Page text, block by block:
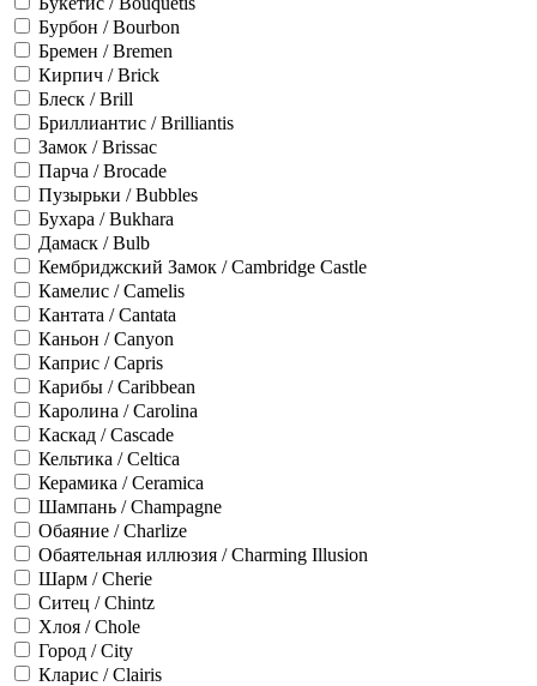
Бурбон / Bourbon
Бремен / Bremen
Кирпич / Brick
Блеск / Brill
Бриллиантис / Brilliantis
Замок / Brissac
Парча / Brocade
Пузырьки / Bubbles
Бухара / Bukhara
Дамаск / Bulb
Кембриджский Замок / Cambridge Castle
Камелис / Camelis
Кантата / Cantata
Каньон / Canyon
Каприс / Capris
Карибы / Caribbean
Каролина / Carolina
Каскад / Cascade
Кельтика / Celtica
Керамика / Ceramica
Шампань / Champagne
Обаяние / Charlize
Обаятельная иллюзия / Charming Illusion
Шарм / Cherie
Ситец / Chintz
Хлоя / Chole
Город / City
Кларис / Clairis